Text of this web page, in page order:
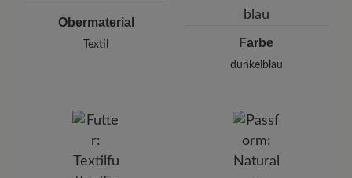
Obermaterial
Textil Farbe
dunkelblau